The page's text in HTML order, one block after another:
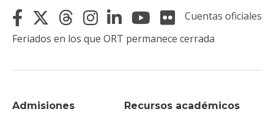
Admisiones Recursos académicos
Cuentas oficiales
Feriados en los que ORT permanece cerrada